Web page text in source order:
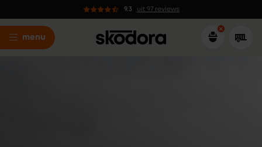
9.3 uit 97 reviews
menu